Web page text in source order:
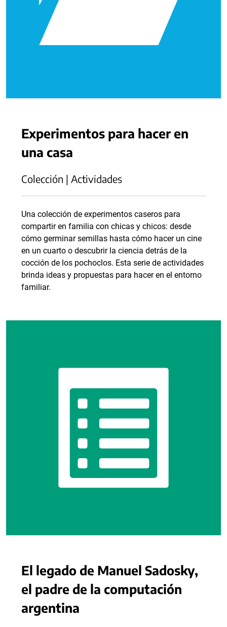
Experimentos para hacer en
una casa
Colección | Actividades
Una colección de experimentos caseros para
compartir en familia con chicas y chicos: desde
cómo germinar semillas hasta cómo hacer un cine
en un cuarto o descubrir la ciencia detrás de la
cocción de los pochoclos. Esta serie de actividades
brinda ideas y propuestas para hacer en el entorno
familiar.
El legado de Manuel Sadosky,
el padre de la computación
argentina